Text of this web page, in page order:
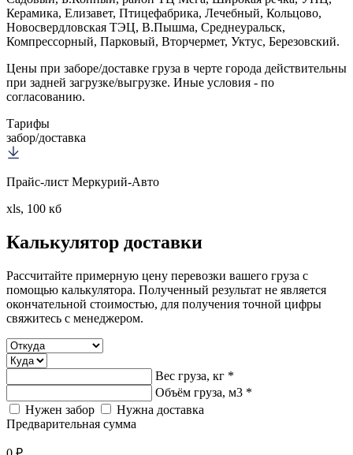
Керамика, Елизавет, Птицефабрика, Лечебный, Кольцово,
Новосвердловская ТЭЦ, В.Пышма, Среднеуральск,
Компрессорный, Парковый, Вторчермет, Уктус, Березовский.
Цены при заборе/доставке груза в черте города действительны
при задней загрузке/выгрузке. Иные условия - по
согласованию.
Тарифы
забор/доставка
Прайс-лист Меркурий-Авто
xls, 100 кб
Калькулятор доставки
Рассчитайте примерную цену перевозки вашего груза с
помощью калькулятора. Полученный результат не является
окончательной стоимостью, для получения точной цифры
свяжитесь с менеджером.
Вес груза, кг *
Объём груза, м3 *
Нужен забор
Нужна доставка
Предварительная сумма